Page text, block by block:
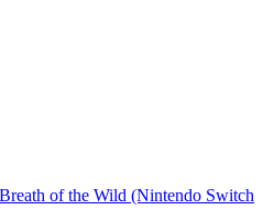
of the Wild (Nintendo Switch